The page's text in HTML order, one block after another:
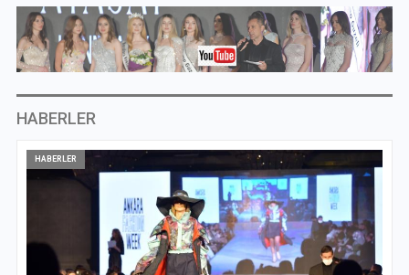
HABERLER
HABERLER